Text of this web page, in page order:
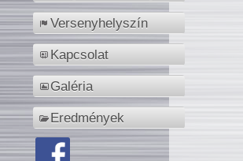
Versenyhelyszín
Kapcsolat
Galéria
Eredmények